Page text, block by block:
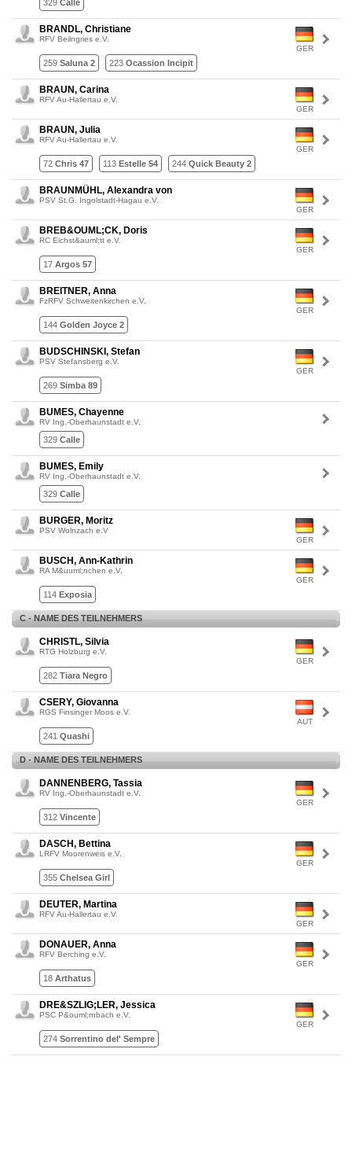
329 Calle
GER
BRANDL, Christiane
RFV Beilngries e.V.
259 Saluna 2 223 Ocassion Incipit
GER
BRAUN, Carina
RFV Au-Hallertau e.V.
GER
BRAUN, Julia
RFV Au-Hallertau e.V.
72 Chris 47 113 Estelle 54 244 Quick Beauty 2
GER
BRAUNMÜHL, Alexandra von
PSV St.G. Ingolstadt-Hagau e.V.
GER
BREB&OUML;CK, Doris
RC Eichst&auml;tt e.V.
17 Argos 57
GER
BREITNER, Anna
FzRFV Schweitenkirchen e.V.
144 Golden Joyce 2
GER
BUDSCHINSKI, Stefan
PSV Stefansberg e.V.
269 Simba 89
BUMES, Chayenne
RV Ing.-Oberhaunstadt e.V.
329 Calle
BUMES, Emily
RV Ing.-Oberhaunstadt e.V.
329 Calle
GER
BURGER, Moritz
PSV Wolnzach e.V
GER
BUSCH, Ann-Kathrin
RA M&uuml;nchen e.V.
114 Exposia
C - NAME DES TEILNEHMERS
GER
CHRISTL, Silvia
RTG Holzburg e.V.
282 Tiara Negro
AUT
CSERY, Giovanna
RGS Finsinger Moos e.V.
241 Quashi
D - NAME DES TEILNEHMERS
GER
DANNENBERG, Tassia
RV Ing.-Oberhaunstadt e.V.
312 Vincente
GER
DASCH, Bettina
LRFV Moorenweis e.V.
355 Chelsea Girl
GER
DEUTER, Martina
RFV Au-Hallertau e.V.
GER
DONAUER, Anna
RFV Berching e.V.
18 Arthatus
GER
DRE&SZLIG;LER, Jessica
PSC P&ouml;rnbach e.V.
274 Sorrentino del' Sempre